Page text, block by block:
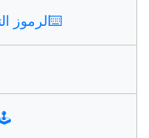
⌨️الرموز